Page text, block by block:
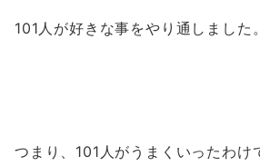
101人が好きな事をやり通しました。
つまり、101人がうまくいったわけ